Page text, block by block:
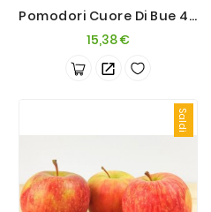
Pomodori Cuore Di Bue 4Kg+
15,38 €Prezzo
Saldi